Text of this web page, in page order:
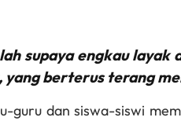
supaya engkau
yang berterus terang
guru dan siswa-siswi